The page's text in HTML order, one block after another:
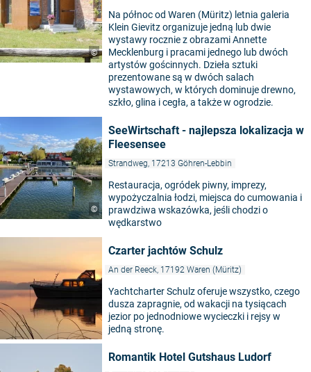
©
Na północ od Waren (Müritz) letnia galeria
Klein Gievitz organizuje jedną lub dwie
wystawy rocznie z obrazami Annette
Mecklenburg i pracami jednego lub dwóch
artystów gościnnych. Dzieła sztuki
prezentowane są w dwóch salach
wystawowych, w których dominuje drewno,
szkło, glina i cegła, a także w ogrodzie.
©
SeeWirtschaft - najlepsza lokalizacja w
Fleesensee
Strandweg, 17213 Göhren-Lebbin
Restauracja, ogródek piwny, imprezy,
wypożyczalnia łodzi, miejsca do cumowania i
prawdziwa wskazówka, jeśli chodzi o
wędkarstwo
Czarter jachtów Schulz
An der Reeck, 17192 Waren (Müritz)
Yachtcharter Schulz oferuje wszystko, czego
dusza zapragnie, od wakacji na tysiącach
jezior po jednodniowe wycieczki i rejsy w
jedną stronę.
Romantik Hotel Gutshaus Ludorf